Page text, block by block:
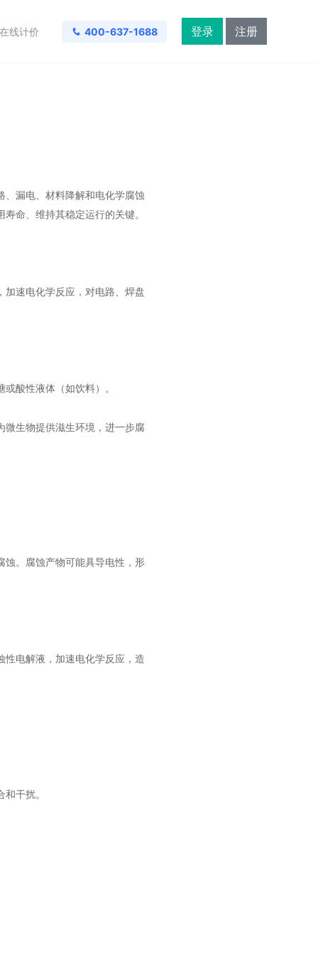
在线计价 400-637-1688 登录 注册
、漏电、材料降解和电化学腐蚀
命、维持其稳定运行的关键。
加速电化学反应，对电路、焊盘
酸性液体（如饮料）。
微生物提供滋生环境，进一步腐
蚀。腐蚀产物可能具导电性，形
性电解液，加速电化学反应，造
干扰。